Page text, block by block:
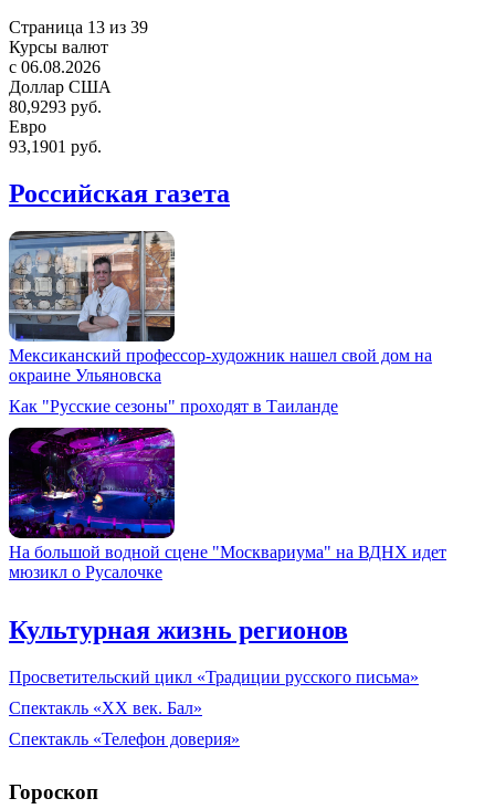
Страница 13 из 39
Курсы валют
c 06.08.2026
Доллар США
80,9293 руб.
Евро
93,1901 руб.
Российская газета
Мексиканский профессор-художник нашел свой дом на
окраине Ульяновска
Как "Русские сезоны" проходят в Таиланде
На большой водной сцене "Москвариума" на ВДНХ идет
мюзикл о Русалочке
Культурная жизнь регионов
Просветительский цикл «Традиции русского письма»
Спектакль «XX век. Бал»
Спектакль «Телефон доверия»
Гороскоп